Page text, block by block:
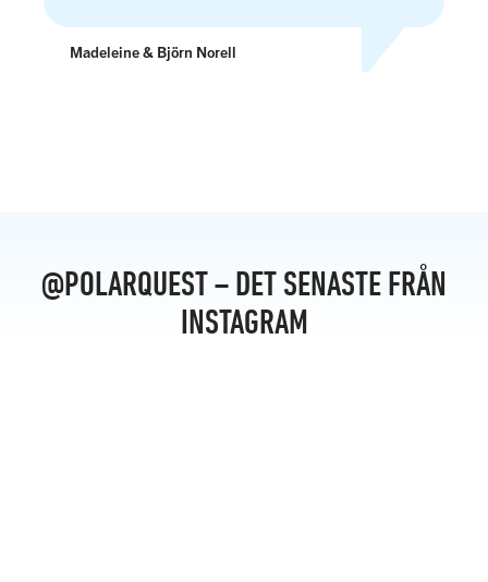
Madeleine & Björn Norell
@POLARQUEST – DET SENASTE FRÅN
INSTAGRAM